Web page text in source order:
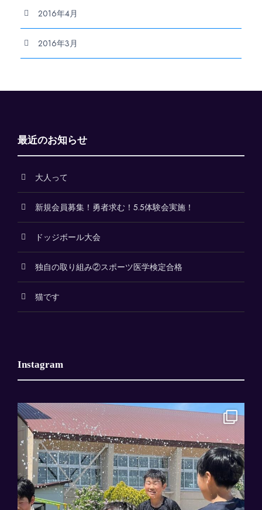
2016年4月
2016年3月
最近のお知らせ
大人って
新規会員募集！勇者求む！5.5体験会実施！
ドッジボール大会
独自の取り組み②スポーツ医学検定合格
猫です
Instagram